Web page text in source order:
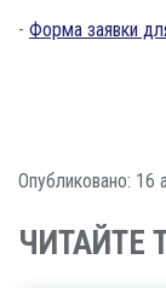
- Форма заявки
Опубликовано: 16
ЧИТАЙТЕ